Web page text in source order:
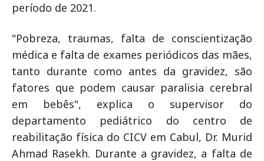
período de 2021.
"Pobreza, traumas, falta de conscientização
médica e falta de exames periódicos das mães,
tanto durante como antes da gravidez, são
fatores que podem causar paralisia cerebral
em bebês", explica o supervisor do
departamento pediátrico do centro de
reabilitação física do CICV em Cabul, Dr. Murid
Ahmad Rasekh. Durante a gravidez, a falta de